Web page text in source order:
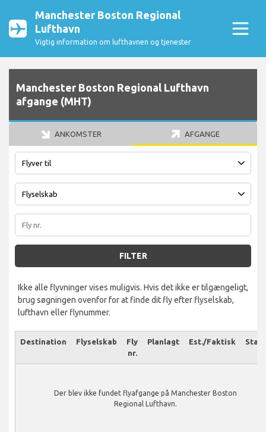
Manchester Boston Regional
Lufthavn
Vigtig information om lufthavnen og tjenester
Manchester Boston Regional Lufthavn
afgange (MHT)
ANKOMSTER AFGANGE
FILTER
Ikke alle flyvninger vises muligvis. Hvis det ikke er tilgængeligt,
brug søgningen ovenfor for at finde dit fly efter flyselskab,
lufthavn eller flynummer.
Destination Flyselskab
Fly
nr.
Planlagt Est./Faktisk
Der blev ikke fundet flyafgange på Manchester Boston
Regional Lufthavn.